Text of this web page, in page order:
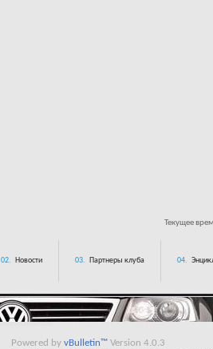
Текущее
02. Новости 03. Партнеры клуба 04.
Powered by vBulletin™ Version 4.0.3